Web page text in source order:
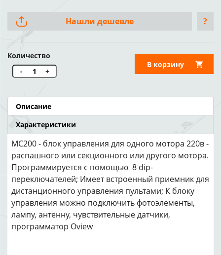
Нашли дешевле ?
Количество
-
+
В корзину
Описание
Характеристики
MC200 - блок управления для одного мотора 220в -
распашного или секционного или другого мотора.
Программируется с помощью 8 dip-
переключателей; Имеет встроенный приемник для
дистанционного управления пультами; К блоку
управления можно подключить фотоэлементы,
лампу, антенну, чувствительные датчики,
программатор Oview